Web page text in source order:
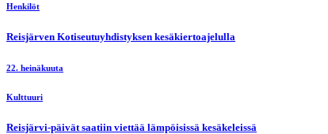
Henkilöt
Reisjärven Kotiseutuyhdistyksen kesäkiertoajelulla
22. heinäkuuta
Kulttuuri
Reisjärvi-päivät saatiin viettää lämpöisissä kesäkeleissä